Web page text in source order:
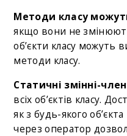
Методи класу
якщо вони не
об’єкти класу можуть
методи класу.
Статичні змінні-
всіх об’єктів класу.
як з будь-якого
через оператор